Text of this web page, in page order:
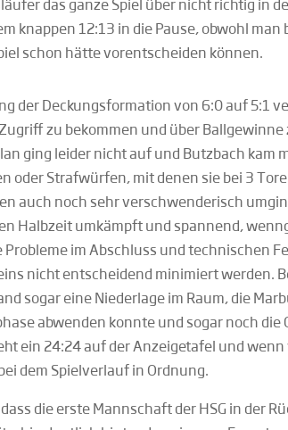
das ganze Spiel über nicht richtig in
knappen 12:13 in die Pause, obwohl man
schon hätte vorentscheiden können.
der Deckungsformation von 6:0 auf 5:1
zu bekommen und über Ballgewinne
ging leider nicht auf und Butzbach kam
oder Strafwürfen, mit denen sie bei 3
auch noch sehr verschwenderisch
Halbzeit umkämpft und spannend,
Probleme im Abschluss und technischen
nicht entscheidend minimiert werden.
sogar eine Niederlage im Raum, die
abwenden konnte und sogar noch die
ein 24:24 auf der Anzeigetafel und
dem Spielverlauf in Ordnung.
die erste Mannschaft der HSG in der